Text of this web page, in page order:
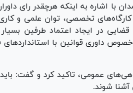
با اشاره به اینکه هرچقدر رای
تخصصی، توان علمی و کاری
در ایجاد اعتماد طرفین
خصوص داوری قوانین با
عمومی، تاکید کرد و گفت:
شوند.